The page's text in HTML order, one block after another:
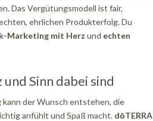
Das Vergütungsmodell ist fair,
ehrlichen Produkterfolg. Du
Marketing mit Herz und echten
Sinn dabei sind
der Wunsch entstehen, die
anfühlt und Spaß macht. dōTERRA